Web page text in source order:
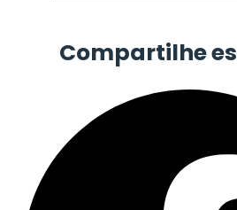
Compartilhe